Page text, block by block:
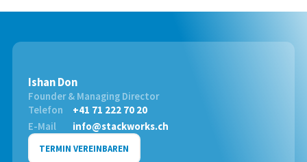
Ishan Don
Founder & Managing Director
Telefon
+41 71 222 70 20
E-Mail
info@stackworks.ch
TERMIN VEREINBAREN